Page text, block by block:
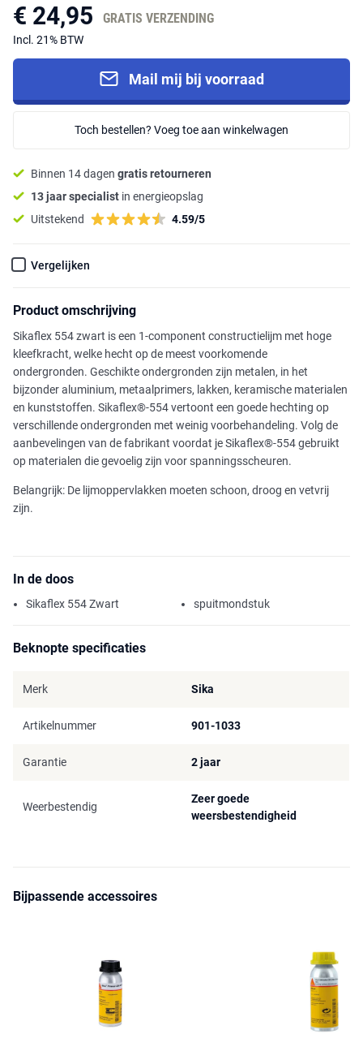
€ 24,95 GRATIS VERZENDING
Incl. 21% BTW
Mail mij bij voorraad
Toch bestellen? Voeg toe aan winkelwagen
Binnen 14 dagen gratis retourneren
13 jaar specialist in energieopslag
Uitstekend
4.59/5
Vergelijken
Product omschrijving
Sikaflex 554 zwart is een 1-component constructielijm met hoge
kleefkracht, welke hecht op de meest voorkomende
ondergronden. Geschikte ondergronden zijn metalen, in het
bijzonder aluminium, metaalprimers, lakken, keramische materialen
en kunststoffen. Sikaflex®-554 vertoont een goede hechting op
verschillende ondergronden met weinig voorbehandeling. Volg de
aanbevelingen van de fabrikant voordat je Sikaflex®-554 gebruikt
op materialen die gevoelig zijn voor spanningsscheuren.
Belangrijk: De lijmoppervlakken moeten schoon, droog en vetvrij
zijn.
In de doos
Sikaflex 554 Zwart spuitmondstuk
Beknopte specificaties
Merk Sika
Artikelnummer 901-1033
Garantie 2 jaar
Weerbestendig
Zeer goede
weersbestendigheid
Bijpassende accessoires